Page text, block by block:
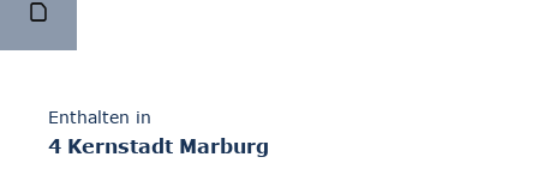
Enthalten in
4 Kernstadt Marburg